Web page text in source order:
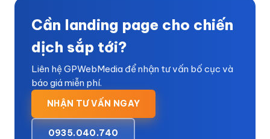
Cần landing page cho chiến
dịch sắp tới?
Liên hệ GPWebMedia để nhận tư vấn bố cục và
báo giá miễn phí.
NHẬN TƯ VẤN NGAY
0935.040.740